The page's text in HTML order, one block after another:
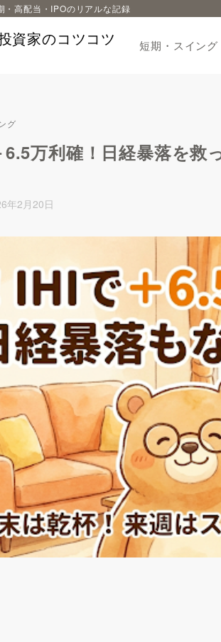
資家のコツコツ
・高配当・IPOのリアルな記録
短期・スイング
グ
万利確！日経暴落を救
年2月20日